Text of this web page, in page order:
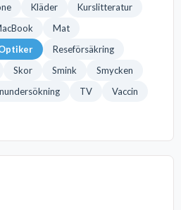
Kläder
Kurslitteratur
Mat
Reseförsäkring
Skor Smink
Smycken
TV
Vaccin